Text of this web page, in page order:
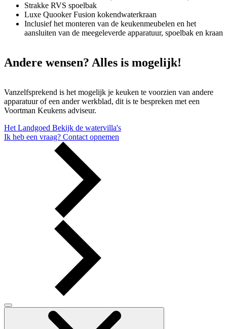
Strakke RVS spoelbak
Luxe Quooker Fusion kokendwaterkraan
Inclusief het monteren van de keukenmeubelen en het
aansluiten van de meegeleverde apparatuur, spoelbak en kraan
Andere wensen? Alles is mogelijk!
Vanzelfsprekend is het mogelijk je keuken te voorzien van andere
apparatuur of een ander werkblad, dit is te bespreken met een
Voortman Keukens adviseur.
Het Landgoed Bekijk de watervilla's
Ik heb een vraag? Contact opnemen